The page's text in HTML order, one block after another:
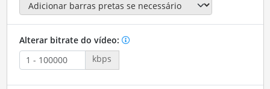
Alterar bitrate do vídeo:
kbps